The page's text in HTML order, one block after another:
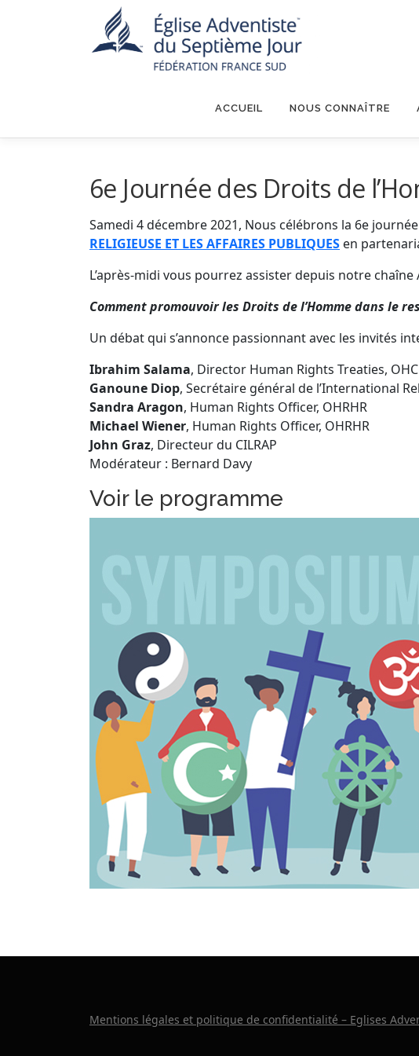
ACCUEIL NOUS CONNAÎTRE
6e Journée des Droits de
Samedi 4 décembre 2021, Nous célébrons la 6e
RELIGIEUSE ET LES AFFAIRES PUBLIQUES en
L’après-midi vous pourrez assister depuis notre
Comment promouvoir les Droits de l’Homme dans le
Un débat qui s’annonce passionnant avec les invités
Ibrahim Salama, Director Human Rights Treaties,
Ganoune Diop, Secrétaire général de l’International
Sandra Aragon, Human Rights Officer, OHRHR
Michael Wiener, Human Rights Officer, OHRHR
John Graz, Directeur du CILRAP
Modérateur : Bernard Davy
Voir le programme
Mentions légales et politique de confidentialité – Eglises